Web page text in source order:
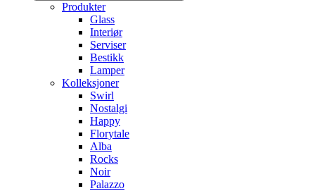
Produkter
Glass
Interiør
Serviser
Bestikk
Lamper
Kolleksjoner
Swirl
Nostalgi
Happy
Florytale
Alba
Rocks
Noir
Palazzo